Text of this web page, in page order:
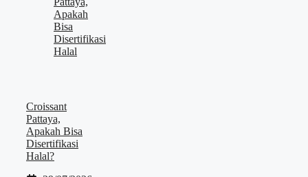
Croissant
Pattaya,
Apakah Bisa
Disertifikasi
Halal?